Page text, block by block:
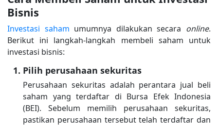
Bisnis
Investasi saham umumnya dilakukan secara online.
Berikut ini langkah-langkah membeli saham untuk
investasi bisnis:
Pilih perusahaan sekuritas
Perusahaan sekuritas adalah perantara jual beli
saham yang terdaftar di Bursa Efek Indonesia
(BEI). Sebelum memilih perusahaan sekuritas,
pastikan perusahaan tersebut telah terdaftar dan